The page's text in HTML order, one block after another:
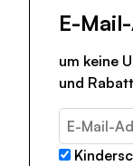
E-
um keine
und